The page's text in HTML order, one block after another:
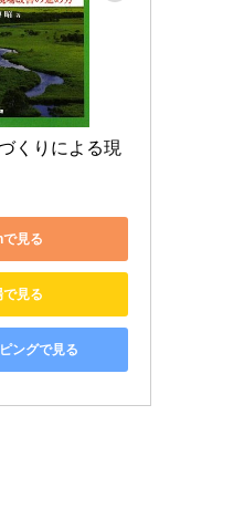
くりによる現
見る
見る
ングで見る